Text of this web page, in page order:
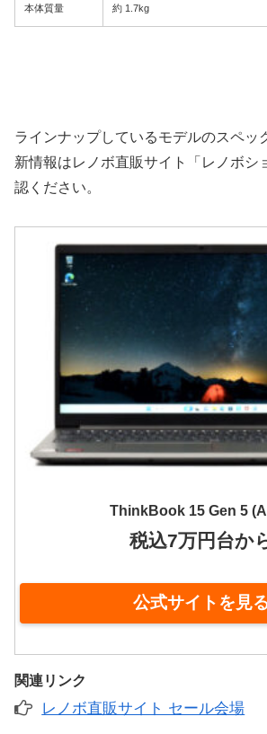
本体質量 約 1.7kg
ラインナップしているモデルのスペッ
新情報はレノボ直販サイト「レノボシ
認ください。
ThinkBook 15 Gen 5
税込7万円台か
公式サイトを見
関連リンク
レノボ直販サイト セール会場